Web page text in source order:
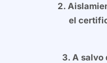
2.
el
3. A salvo